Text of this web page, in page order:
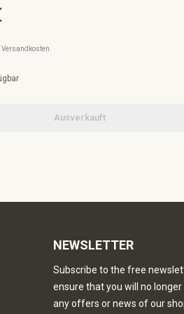
Ausverkauft
NEWSLETTER
Subscribe to the free
ensure that you will no longer
any offers or news of our